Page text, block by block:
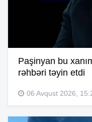
Paşinyan bu
rəhbəri təyin etdi
06 Avqust 2026,